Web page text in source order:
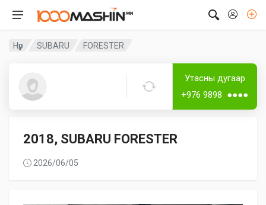
Нүүр SUBARU FORESTER
Утасны дугаар
+976 9898 ●●●●
2018, SUBARU FORESTER
2026/06/05